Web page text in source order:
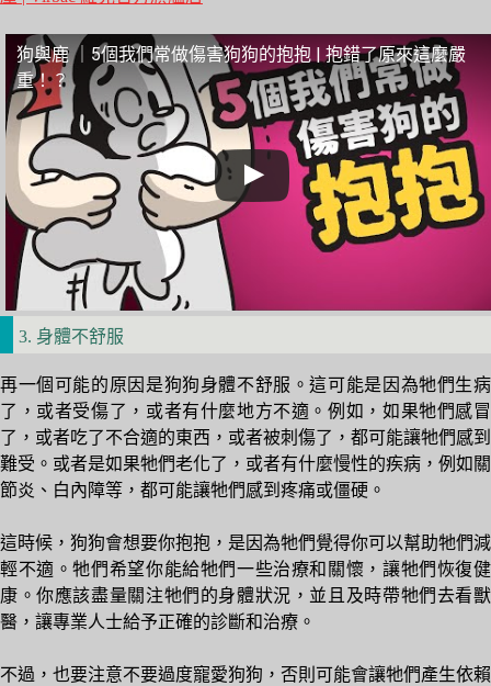
狗與鹿 ｜5個我們常做傷害狗狗的抱抱 | 抱錯了原來這麼嚴
重！？
3. 身體不舒服
再一個可能的原因是狗狗身體不舒服。這可能是因為牠們生病
了，或者受傷了，或者有什麼地方不適。例如，如果牠們感冒
了，或者吃了不合適的東西，或者被刺傷了，都可能讓牠們感到
難受。或者是如果牠們老化了，或者有什麼慢性的疾病，例如關
節炎、白內障等，都可能讓牠們感到疼痛或僵硬。
這時候，狗狗會想要你抱抱，是因為牠們覺得你可以幫助牠們減
輕不適。牠們希望你能給牠們一些治療和關懷，讓牠們恢復健
康。你應該盡量關注牠們的身體狀況，並且及時帶牠們去看獸
醫，讓專業人士給予正確的診斷和治療。
不過，也要注意不要過度寵愛狗狗，否則可能會讓牠們產生依賴